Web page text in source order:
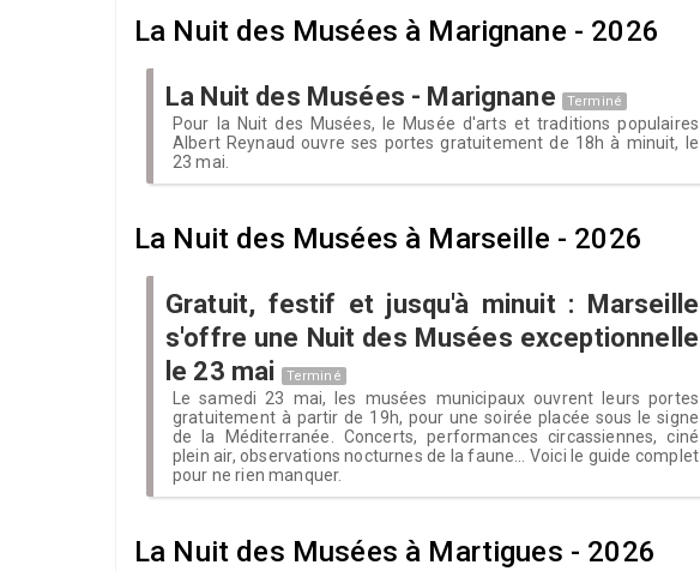
La Nuit des Musées à Marignane - 2026
La Nuit des Musées - Marignane Terminé
Pour la Nuit des Musées, le Musée d'arts et traditions populaires
Albert Reynaud ouvre ses portes gratuitement de 18h à minuit, le
23 mai.
La Nuit des Musées à Marseille - 2026
Gratuit, festif et jusqu'à minuit : Marseille
s'offre une Nuit des Musées exceptionnelle
le 23 mai
Terminé
Le samedi 23 mai, les musées municipaux ouvrent leurs portes
gratuitement à partir de 19h, pour une soirée placée sous le signe
de la Méditerranée. Concerts, performances circassiennes, ciné
plein air, observations nocturnes de la faune... Voici le guide complet
pour ne rien manquer.
La Nuit des Musées à Martigues - 2026